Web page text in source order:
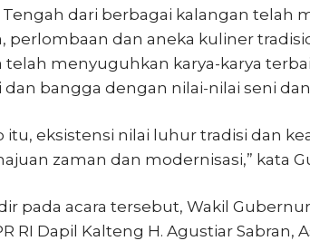
dari berbagai kalangan telah
perlombaan dan aneka kuliner
telah menyuguhkan karya-karya
bangga dengan nilai-nilai seni
itu, eksistensi nilai luhur tradisi dan
zaman dan modernisasi,” kata
pada acara tersebut, Wakil
RI Dapil Kalteng H. Agustiar